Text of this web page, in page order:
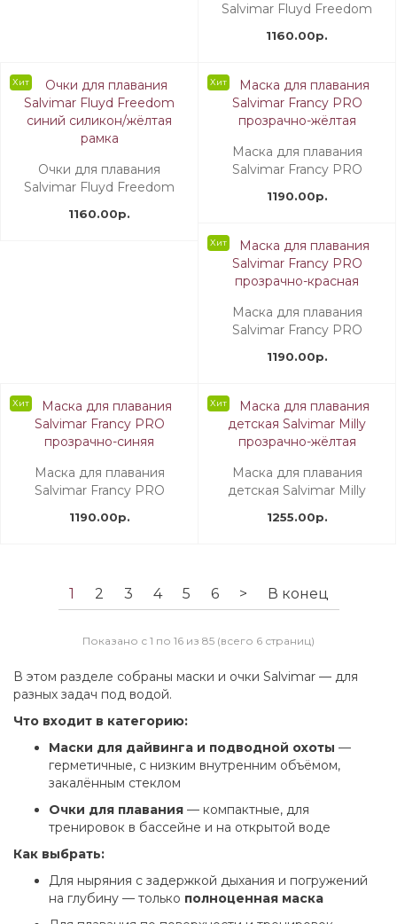
Salvimar Fluyd Freedom
рамка
1160.00р.
Хит
Очки для плавания
Salvimar Fluyd Freedom
рамка
1160.00р.
Хит
Маска для плавания
Salvimar Francy PRO
1190.00р.
Хит
Маска для плавания
Salvimar Francy PRO
1190.00р.
Хит
Маска для плавания
Salvimar Francy PRO
1190.00р.
Хит
Маска для плавания
детская Salvimar Milly
1255.00р.
1 2 3 4 5 6 > В конец
Показано с 1 по 16 из 85 (всего 6 страниц)
В этом разделе собраны маски и очки Salvimar — для
разных задач под водой.
Что входит в категорию:
Маски для дайвинга и подводной охоты —
герметичные, с низким внутренним объёмом,
закалённым стеклом
Очки для плавания — компактные, для
тренировок в бассейне и на открытой воде
Как выбрать:
Для ныряния с задержкой дыхания и погружений
на глубину — только полноценная маска